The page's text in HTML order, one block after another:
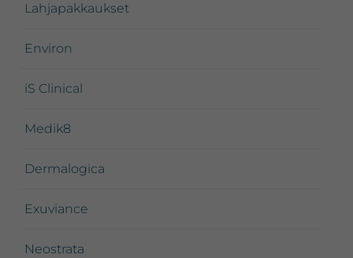
Lahjapakkaukset
Environ
iS Clinical
Medik8
Dermalogica
Exuviance
Neostrata